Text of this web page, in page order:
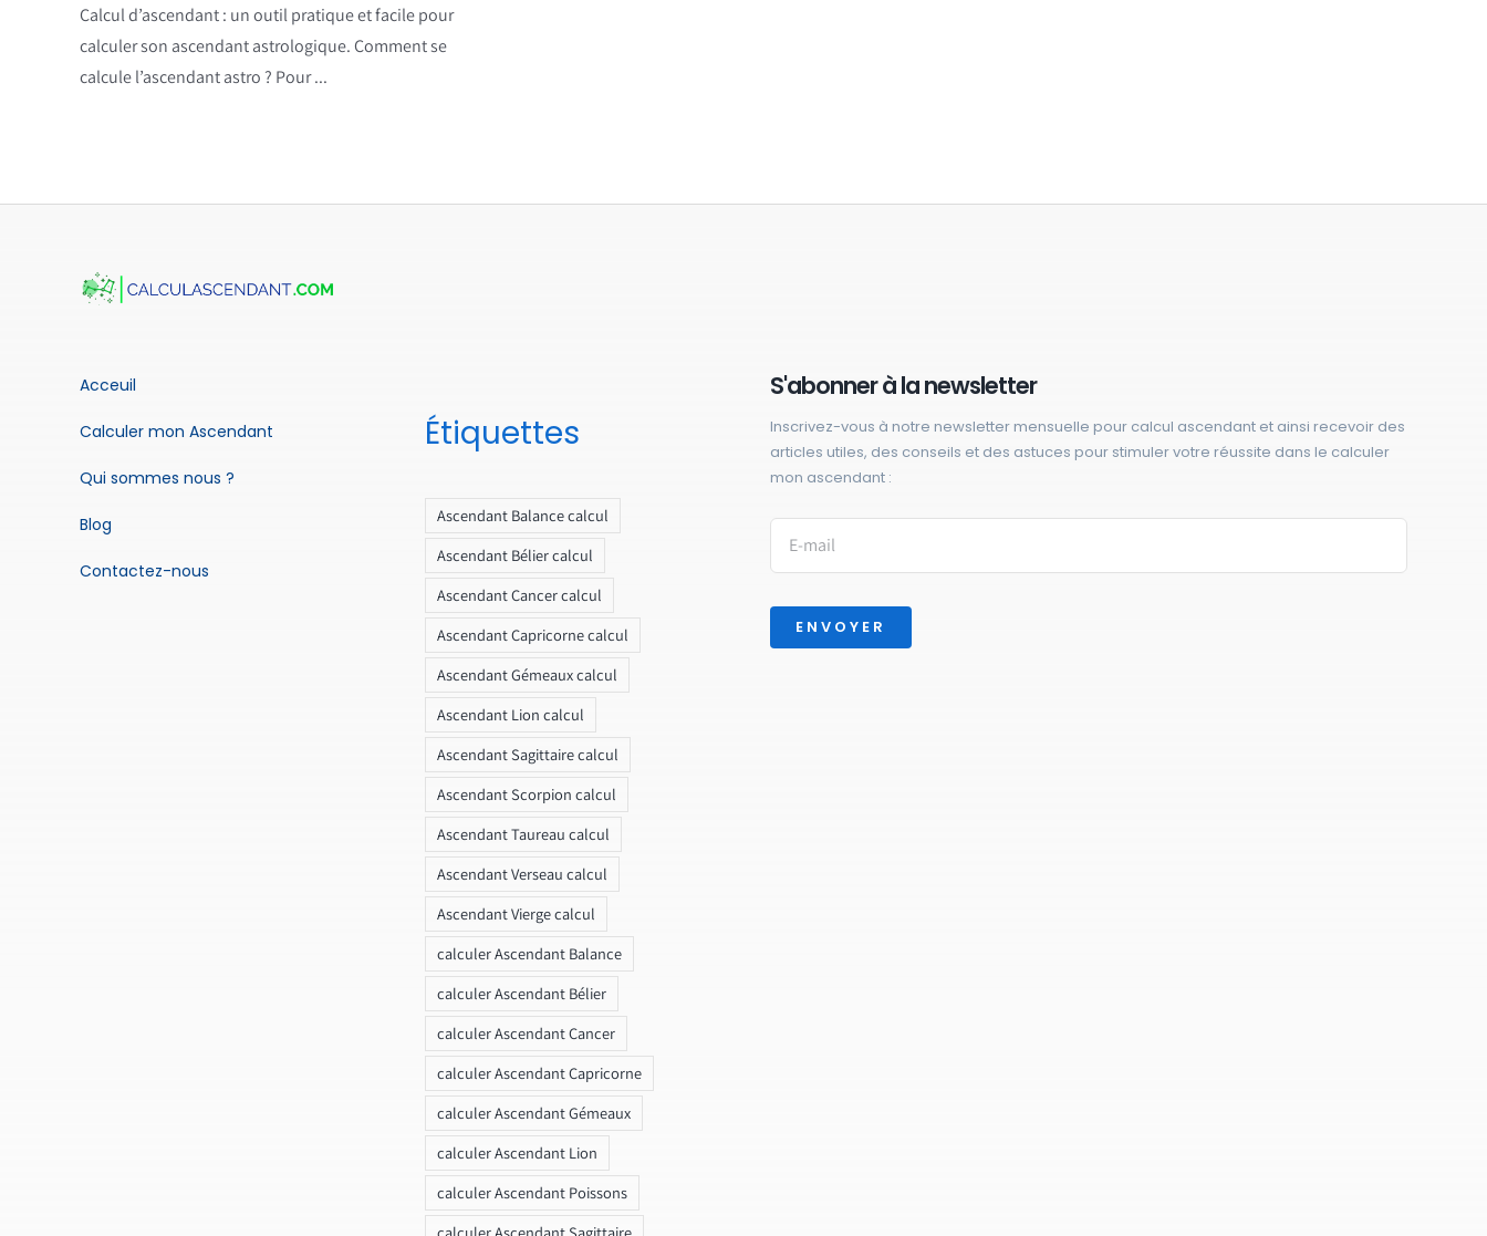
Calcul d’ascendant : un outil pratique et facile pour
calculer son ascendant astrologique. Comment se
calcule l’ascendant astro ? Pour ...
Acceuil
Calculer mon Ascendant
Qui sommes nous ?
Blog
Contactez-nous
Étiquettes
Ascendant Balance calcul
Ascendant Bélier calcul
Ascendant Cancer calcul
Ascendant Capricorne calcul
Ascendant Gémeaux calcul
Ascendant Lion calcul
Ascendant Sagittaire calcul
Ascendant Scorpion calcul
Ascendant Taureau calcul
Ascendant Verseau calcul
Ascendant Vierge calcul
calculer Ascendant Balance
calculer Ascendant Bélier
calculer Ascendant Cancer
calculer Ascendant Capricorne
calculer Ascendant Gémeaux
calculer Ascendant Lion
calculer Ascendant Poissons
S'abonner à la newsletter
Inscrivez-vous à notre newsletter mensuelle pour calcul ascendant et ainsi recevoir des
articles utiles, des conseils et des astuces pour stimuler votre réussite dans le calculer
mon ascendant :
ENVOYER